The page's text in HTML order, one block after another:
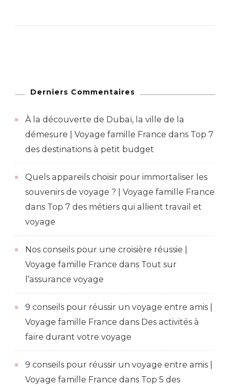
Derniers Commentaires
À la découverte de Dubaï, la ville de la
démesure | Voyage famille France dans Top 7
des destinations à petit budget
Quels appareils choisir pour immortaliser les
souvenirs de voyage ? | Voyage famille France
dans Top 7 des métiers qui allient travail et
voyage
Nos conseils pour une croisière réussie |
Voyage famille France dans Tout sur
l’assurance voyage
9 conseils pour réussir un voyage entre amis |
Voyage famille France dans Des activités à
faire durant votre voyage
9 conseils pour réussir un voyage entre amis |
Voyage famille France dans Top 5 des